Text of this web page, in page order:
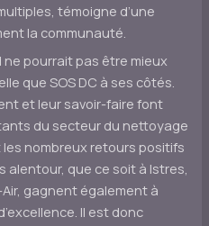
témoigne d’une
la communauté.
pourrait pas être mieux
que SOS DC à ses côtés.
et leur savoir-faire font
du secteur du nettoyage
nombreux retours positifs
alentour, que ce soit à Istres,
gagnent également à
Il est donc